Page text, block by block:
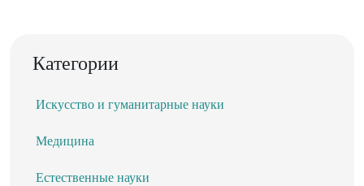
Категории
Искусство и гуманитарные науки
Медицина
Естественные науки